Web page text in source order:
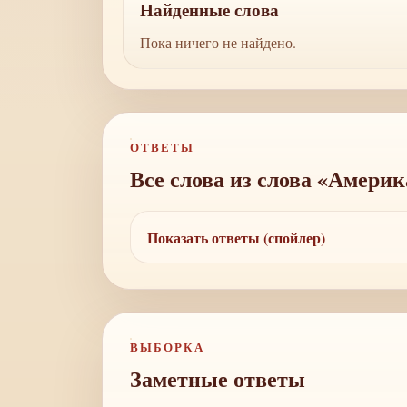
Найденные слова
Пока ничего не найдено.
ОТВЕТЫ
Все слова из слова
Показать ответы (спойлер)
ВЫБОРКА
Заметные ответы